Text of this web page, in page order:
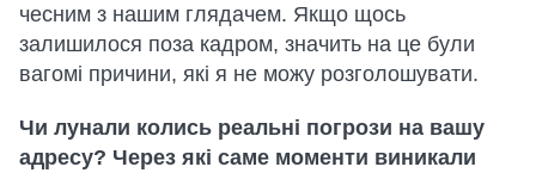
чесним з нашим глядачем. Якщо щось
залишилося поза кадром, значить на це були
вагомі причини, які я не можу розголошувати.
Чи лунали колись реальні погрози на вашу
адресу? Через які саме моменти виникали